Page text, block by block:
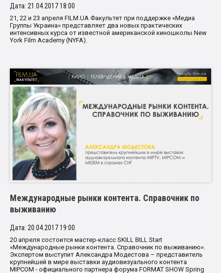
Дата: 21.04.2017 18:00
21, 22 и 23 апреля FILM.UA Факультет при поддержке «Медиа
Группы Украина» представляет два новых практических
интенсивных курса от известной американской киношколы New
York Film Academy (NYFA).
Международные рынки контента. Справочник по
выживанию
Дата: 20.04.2017 19:00
20 апреля состоится мастер-класс SKILL BILL Start
«Международные рынки контента. Справочник по выживанию».
Экспертом выступит Александра Модестова – представитель
крупнейшей в мире выставки аудиовизуального контента
MIPCOM - официального партнера форума FORMAT SHOW Spring